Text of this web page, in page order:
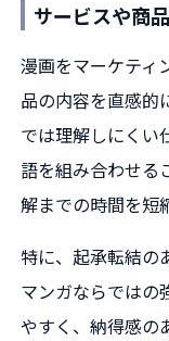
サービスや商
漫画をマーケティ
品の内容を直感的
では理解しにくい
語を組み合わせる
解までの時間を短
特に、起承転結の
マンガならではの
やすく、納得感の